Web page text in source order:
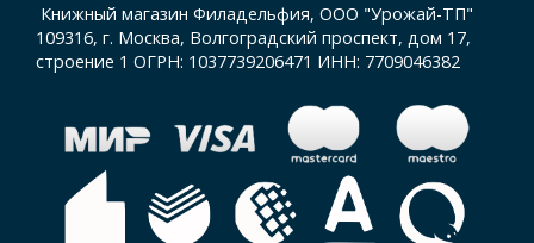
Книжный магазин Филадельфия, ООО "Урожай-ТП"
109316, г. Москва, Волгоградский проспект, дом 17,
строение 1 ОГРН: 1037739206471 ИНН: 7709046382